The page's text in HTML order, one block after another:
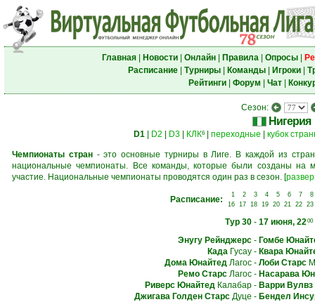
Главная| Новости| Онлайн| Правила| Опросы|
Расписание| Турниры| Команды| Игроки|
Рейтинги| Форум Чат|
Сезон:
Нигерия
D1 D2 D3 КЛК6 переходные кубок
Чемпионаты стран- это основные турниры в Лиге. В каждой из
национальные чемпионаты. Все команды, которые были созданы на
участие. Национальные чемпионаты проводятся один раз в сезон. [
Расписание: 1 2 3 4 5 6 7
8
16
17 18 19 20 21 22 23
Тур 30- 17 июня, 2200
Энугу Рейнджерс- Гомбе
КадаГусау- Квара
Дома ЮнайтедЛагос- Лоби Старс
Ремо СтарсЛагос- Насарава
Риверс ЮнайтедКалабар- Варри Вулвз
Джигава Голден СтарсДуце - Бендел